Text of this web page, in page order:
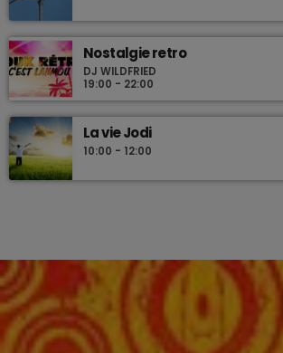
Nostalgie retro
DJ WILDFRIED
19:00 - 22:00
La vie Jodi
10:00 - 12:00